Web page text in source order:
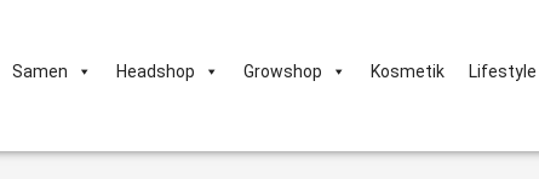
Samen Headshop Growshop Kosmetik Lifestyle